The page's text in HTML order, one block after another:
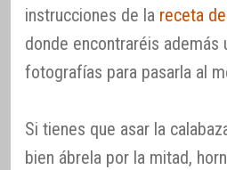
instrucciones de la receta
donde encontraréis además
fotografías para pasarla al
Si tienes que asar la
bien ábrela por la mitad,